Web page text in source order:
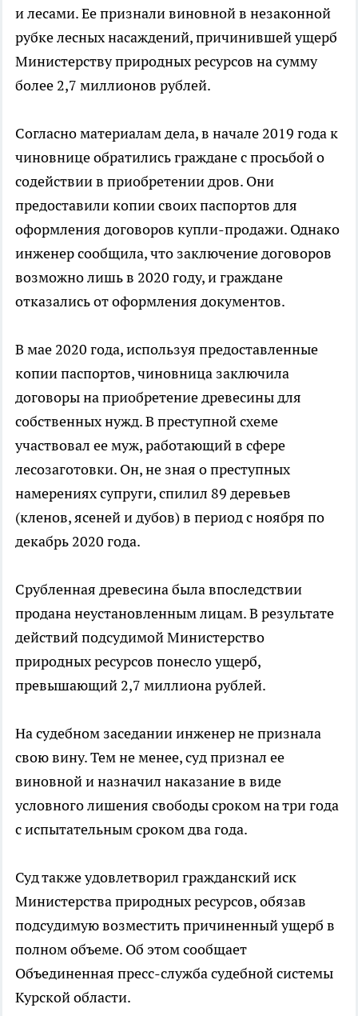
и лесами. Ее признали виновной в незаконной
рубке лесных насаждений, причинившей ущерб
Министерству природных ресурсов на сумму
более 2,7 миллионов рублей.
Согласно материалам дела, в начале 2019 года к
чиновнице обратились граждане с просьбой о
содействии в приобретении дров. Они
предоставили копии своих паспортов для
оформления договоров купли-продажи. Однако
инженер сообщила, что заключение договоров
возможно лишь в 2020 году, и граждане
отказались от оформления документов.
В мае 2020 года, используя предоставленные
копии паспортов, чиновница заключила
договоры на приобретение древесины для
собственных нужд. В преступной схеме
участвовал ее муж, работающий в сфере
лесозаготовки. Он, не зная о преступных
намерениях супруги, спилил 89 деревьев
(кленов, ясеней и дубов) в период с ноября по
декабрь 2020 года.
Срубленная древесина была впоследствии
продана неустановленным лицам. В результате
действий подсудимой Министерство
природных ресурсов понесло ущерб,
превышающий 2,7 миллиона рублей.
На судебном заседании инженер не признала
свою вину. Тем не менее, суд признал ее
виновной и назначил наказание в виде
условного лишения свободы сроком на три года
с испытательным сроком два года.
Суд также удовлетворил гражданский иск
Министерства природных ресурсов, обязав
подсудимую возместить причиненный ущерб в
полном объеме. Об этом сообщает
Объединенная пресс-служба судебной системы
Курской области.